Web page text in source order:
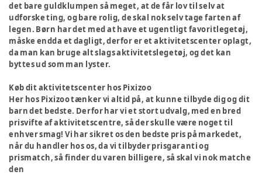
det bare guldklumpen så meget, at de får lov til selv at
udforske ting, og bare rolig, de skal nok selv tage farten af
legen. Børn har det med at have et ugentligt favoritlegetøj,
måske endda et dagligt, derfor er et aktivitetscenter oplagt,
da man kan bruge alt slags aktivitetslegetøj, og det kan
byttes ud som man lyster.
Køb dit aktivitetscenter hos Pixizoo
Her hos Pixizoo tænker vi altid på, at kunne tilbyde dig og dit
barn det bedste. Derfor har vi et stort udvalg, med en bred
prisvifte af aktivitetscentre, så der skulle være noget til
enhver smag! Vi har sikret os den bedste pris på markedet,
når du handler hos os, da vi tilbyder prisgaranti og
prismatch, så finder du varen billigere, så skal vi nok matche
den